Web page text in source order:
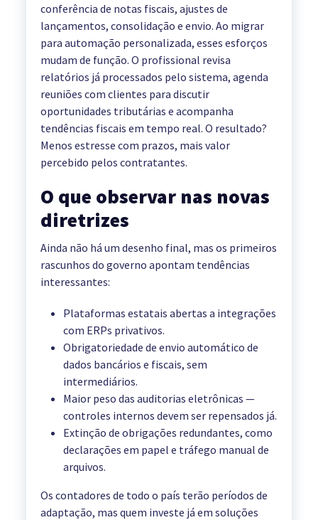
conferência de notas fiscais, ajustes de
lançamentos, consolidação e envio. Ao migrar
para automação personalizada, esses esforços
mudam de função. O profissional revisa
relatórios já processados pelo sistema, agenda
reuniões com clientes para discutir
oportunidades tributárias e acompanha
tendências fiscais em tempo real. O resultado?
Menos estresse com prazos, mais valor
percebido pelos contratantes.
O que observar nas novas
diretrizes
Ainda não há um desenho final, mas os primeiros
rascunhos do governo apontam tendências
interessantes:
Plataformas estatais abertas a integrações
com ERPs privativos.
Obrigatoriedade de envio automático de
dados bancários e fiscais, sem
intermediários.
Maior peso das auditorias eletrônicas —
controles internos devem ser repensados já.
Extinção de obrigações redundantes, como
declarações em papel e tráfego manual de
arquivos.
Os contadores de todo o país terão períodos de
adaptação, mas quem investe já em soluções